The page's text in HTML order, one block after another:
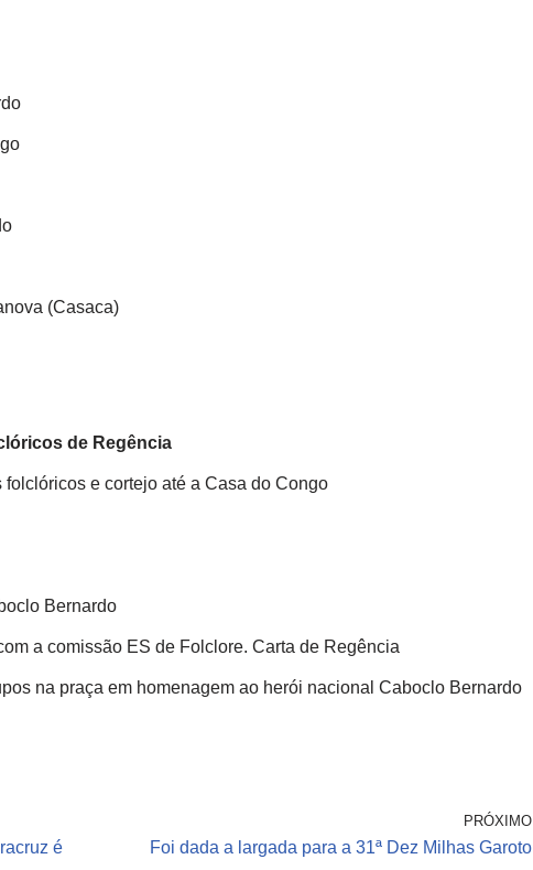
(Casaca)
de Regência
e cortejo até a Casa do Congo
Bernardo
a comissão ES de Folclore. Carta de Regência
na praça em homenagem ao herói nacional Caboclo Bernardo
é
PRÓXIMO
Foi dada a largada para a 31ª Dez Milhas Garoto